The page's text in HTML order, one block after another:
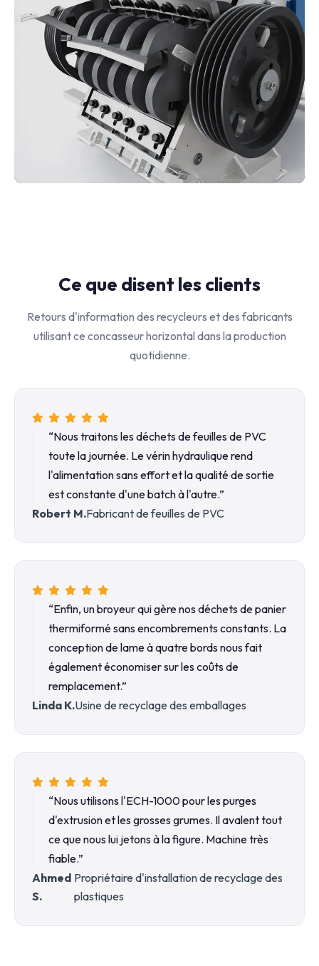
Ce que disent les clients
Retours d'information des recycleurs et des fabricants
utilisant ce concasseur horizontal dans la production
quotidienne.
“Nous traitons les déchets de feuilles de PVC
toute la journée. Le vérin hydraulique rend
l'alimentation sans effort et la qualité de sortie
est constante d'une batch à l'autre.”
Robert M.Fabricant de feuilles de PVC
“Enfin, un broyeur qui gère nos déchets de panier
thermiformé sans encombrements constants. La
conception de lame à quatre bords nous fait
également économiser sur les coûts de
remplacement.”
Linda K.Usine de recyclage des emballages
“Nous utilisons l'ECH-1000 pour les purges
d'extrusion et les grosses grumes. Il avalent tout
ce que nous lui jetons à la figure. Machine très
fiable.”
Ahmed
S.
Propriétaire d'installation de recyclage des
plastiques